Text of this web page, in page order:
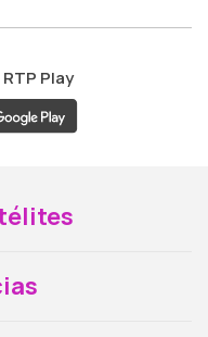
RTP Play